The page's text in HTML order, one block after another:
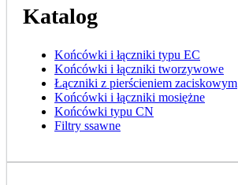
Katalog
Końcówki i łączniki typu EC
Końcówki i łączniki tworzywowe
Łączniki z pierścieniem zaciskowym
Końcówki i łączniki mosiężne
Końcówki typu CN
Filtry ssawne